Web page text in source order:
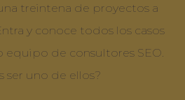
treintena de proyectos a
y conoce todos los casos
equipo de consultores SEO.
ser uno de ellos?